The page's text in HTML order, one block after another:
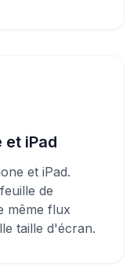
et iPad
et iPad.
de
même flux
taille d'écran.